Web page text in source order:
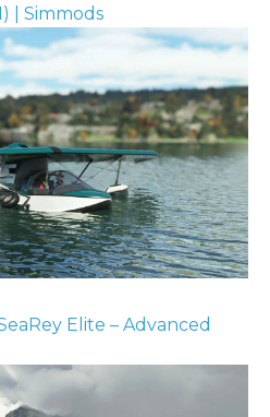
| Simmods
Elite – Advanced